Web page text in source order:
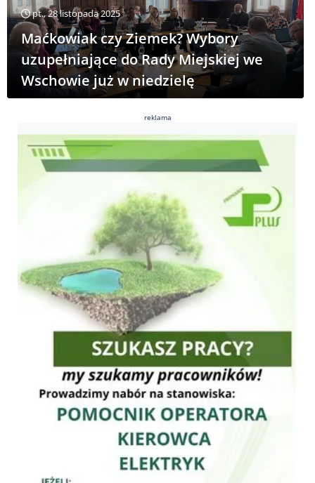
pt., 28 listopada 2025
Maćkowiak czy Ziemek? Wybory
uzupełniające do Rady Miejskiej we
Wschowie już w niedzielę
reklama